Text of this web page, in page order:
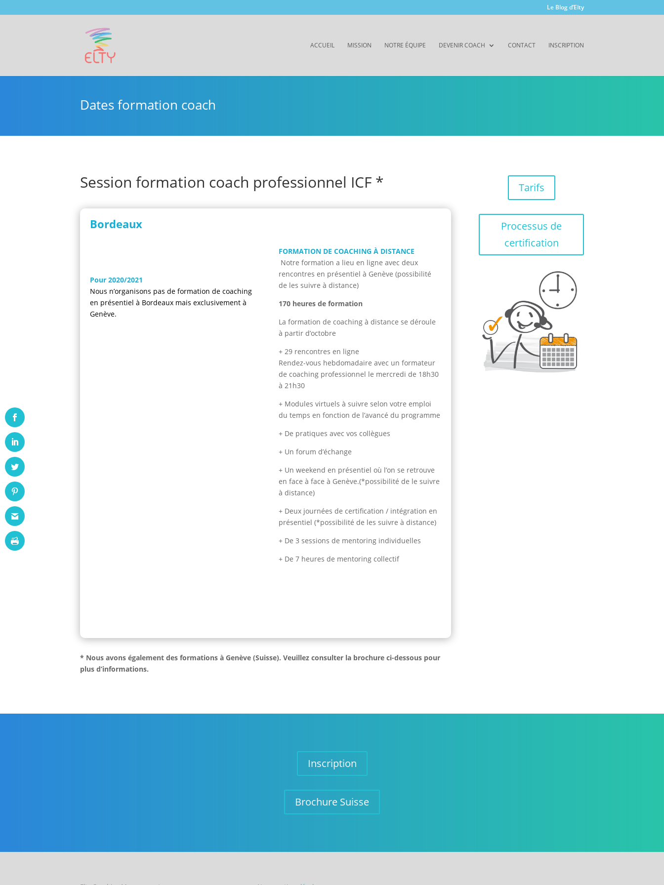
Le Blog d’Elty
ACCUEIL MISSION NOTRE ÉQUIPE DEVENIR COACH CONTACT INSCRIPTION
Dates formation coach
Session formation coach professionnel ICF *
Bordeaux
Pour 2020/2021
Nous n’organisons pas de formation de coaching
en présentiel à Bordeaux mais exclusivement à
Genève.
FORMATION DE COACHING À DISTANCE
Notre formation a lieu en ligne avec deux
rencontres en présentiel à Genève (possibilité
de les suivre à distance)
170 heures de formation
La formation de coaching à distance se déroule
à partir d’octobre
+ 29 rencontres en ligne
Rendez-vous hebdomadaire avec un formateur
de coaching professionnel le mercredi de 18h30
à 21h30
+ Modules virtuels à suivre selon votre emploi
du temps en fonction de l’avancé du programme
+ De pratiques avec vos collègues
+ Un forum d’échange
+ Un weekend en présentiel où l’on se retrouve
en face à face à Genève.(*possibilité de le suivre
à distance)
+ Deux journées de certification / intégration en
présentiel (*possibilité de les suivre à distance)
+ De 3 sessions de mentoring individuelles
+ De 7 heures de mentoring collectif
* Nous avons également des formations à Genève (Suisse). Veuillez consulter la brochure ci-dessous pour
plus d’informations.
Tarifs
Processus de
certification
Inscription
Brochure Suisse